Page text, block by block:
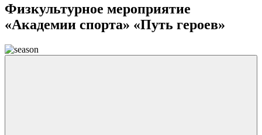
Физкультурное мероприятие
«Академии спорта» «Путь героев»